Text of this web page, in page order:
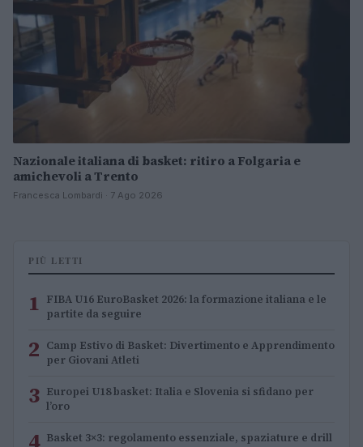
Nazionale italiana di basket: ritiro a Folgaria e
amichevoli a Trento
Francesca Lombardi · 7 Ago 2026
PIÙ LETTI
1 FIBA U16 EuroBasket 2026: la formazione italiana e le
partite da seguire
2 Camp Estivo di Basket: Divertimento e Apprendimento
per Giovani Atleti
3 Europei U18 basket: Italia e Slovenia si sfidano per
l’oro
Basket 3×3: regolamento essenziale, spaziature e drill